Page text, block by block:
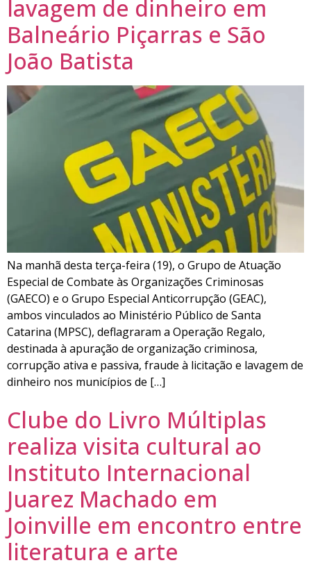
lavagem de dinheiro em
Balneário Piçarras e São
João Batista
Na manhã desta terça-feira (19), o Grupo de Atuação
Especial de Combate às Organizações Criminosas
(GAECO) e o Grupo Especial Anticorrupção (GEAC),
ambos vinculados ao Ministério Público de Santa
Catarina (MPSC), deflagraram a Operação Regalo,
destinada à apuração de organização criminosa,
corrupção ativa e passiva, fraude à licitação e lavagem de
dinheiro nos municípios de […]
Clube do Livro Múltiplas
realiza visita cultural ao
Instituto Internacional
Juarez Machado em
Joinville em encontro entre
literatura e arte